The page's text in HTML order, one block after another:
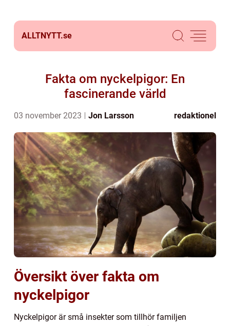
ALLTNYTT.se
Fakta om nyckelpigor: En
fascinerande värld
03 november 2023 Jon Larsson redaktionel
Översikt över fakta om
nyckelpigor
Nyckelpigor är små insekter som tillhör familjen